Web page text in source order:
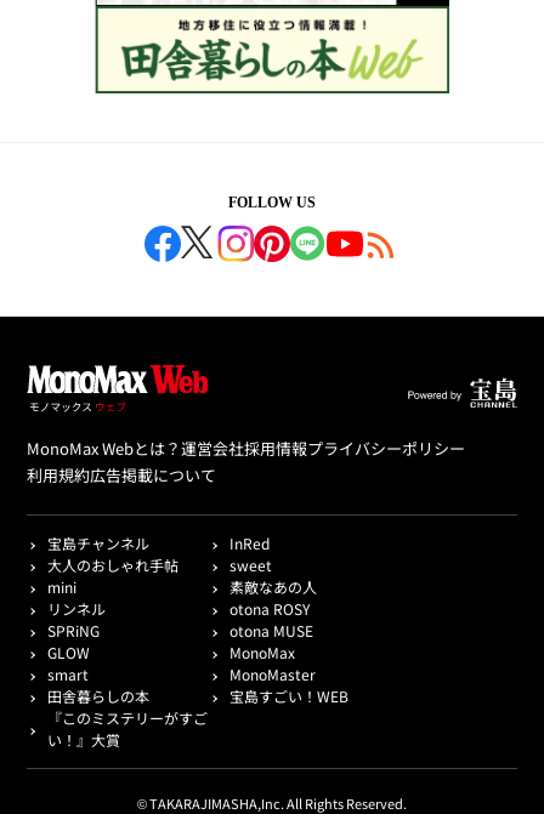
FOLLOW US
MonoMax Webとは？運営会社採用情報プライバシーポリシー
利用規約広告掲載について
宝島チャンネル
InRed
大人のおしゃれ手帖
sweet
mini
素敵なあの人
リンネル
otona ROSY
SPRiNG
otona MUSE
GLOW
MonoMax
smart
MonoMaster
田舎暮らしの本
宝島すごい！WEB
『このミステリーがすご
い！』大賞
© TAKARAJIMASHA,Inc. All Rights Reserved.